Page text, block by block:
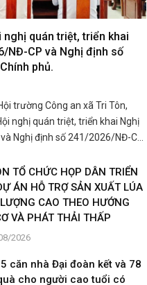
nghị quán triệt, triển khai
NĐ-CP và Nghị định số
phủ.
trường Công an xã Tri Tôn,
nghị quán triệt, triển khai Nghị
Nghị định số 241/2026/NĐ-CP
bàn xã.
TỔ CHỨC HỌP DÂN TRIỂN
ÁN HỖ TRỢ SẢN XUẤT LÚA
CAO THEO HƯỚNG
VÀ PHÁT THẢI THẤP
2026
căn nhà Đại đoàn kết và 78
cho người cao tuổi có